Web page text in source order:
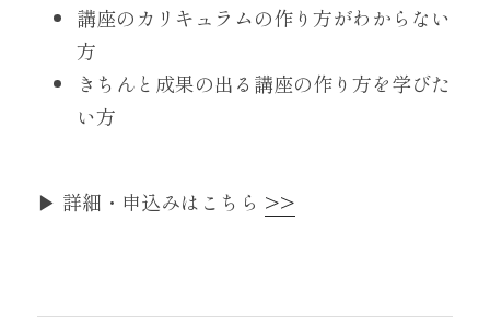
講座のカリキュラムの作り方がわからない
方
きちんと成果の出る講座の作り方を学びた
い方
▶︎ 詳細・申込みはこちら >>